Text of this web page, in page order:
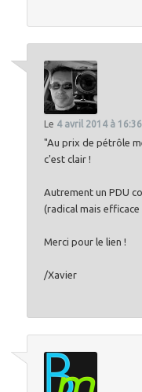
Le 4 avril 2014 à 16:36
"Au prix de pétrôle
c'est clair !
Autrement un PDU
(radical mais efficace
Merci pour le lien !
/Xavier